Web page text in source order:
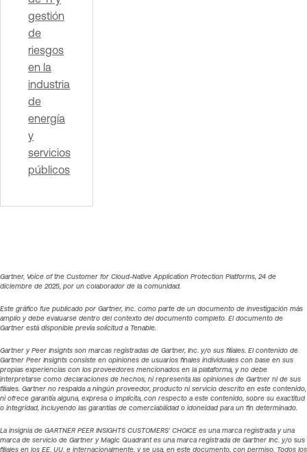
gestión
de
riesgos
en la
industria
de
energía
y
servicios
públicos
Gartner, Voice of the Customer for Cloud-Native Application Protection Platforms, 24 de
diciembre de 2025, por un colaborador de la comunidad.
Este gráfico fue publicado por Gartner, Inc. como parte de un documento de investigación más
amplio y debe evaluarse dentro del contexto del documento completo. El documento de
Gartner está disponible previa solicitud a Tenable.
Gartner y Peer Insights son marcas registradas de Gartner, Inc. y/o sus filiales. El contenido de
Gartner Peer Insights consiste en opiniones de usuarios finales individuales con base en sus
propias experiencias con los proveedores mencionados en la plataforma, y no debe
interpretarse como declaraciones de hechos, ni representa las opiniones de Gartner ni de sus
filiales. Gartner no respalda a ningún proveedor, producto ni servicio descrito en este contenido,
ni ofrece garantía alguna, expresa o implícita, con respecto a este contenido, sobre su exactitud
o integridad, incluyendo las garantías de comerciabilidad o idoneidad para un fin determinado.
La insignia de GARTNER PEER INSIGHTS CUSTOMERS’ CHOICE es una marca registrada y una
marca de servicio de Gartner y Magic Quadrant es una marca registrada de Gartner Inc. y/o sus
filiales en los EE. UU. e internacionalmente, y se usa, en este documento, con permiso. Todos los